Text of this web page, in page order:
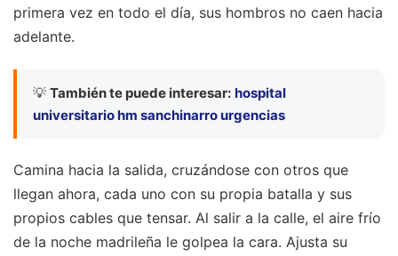
primera vez en todo el día, sus hombros no caen hacia
adelante.
💡 También te puede interesar: hospital
universitario hm sanchinarro urgencias
Camina hacia la salida, cruzándose con otros que
llegan ahora, cada uno con su propia batalla y sus
propios cables que tensar. Al salir a la calle, el aire frío
de la noche madrileña le golpea la cara. Ajusta su